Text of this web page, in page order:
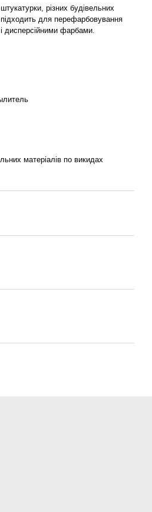
різних будівельних
для перефарбовування
дисперсійними фарбами.
матеріалів по викидах